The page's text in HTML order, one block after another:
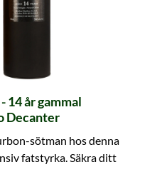
14 år gammal
Decanter
sötman hos denna
fatstyrka. Säkra ditt